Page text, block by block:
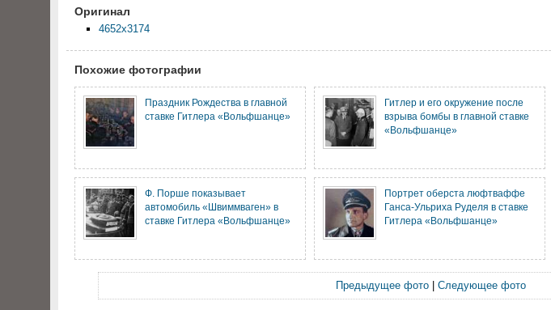
Оригинал
4652x3174
Похожие фотографии
Праздник Рождества в главной
ставке Гитлера «Вольфшанце»
Гитлер и его окружение после
взрыва бомбы в главной ставке
«Вольфшанце»
Ф. Порше показывает
автомобиль «Швиммваген» в
ставке Гитлера «Вольфшанце»
Портрет оберста люфтваффе
Ганса-Ульриха Руделя в ставке
Гитлера «Вольфшанце»
Предыдущее фото| Следующее фото